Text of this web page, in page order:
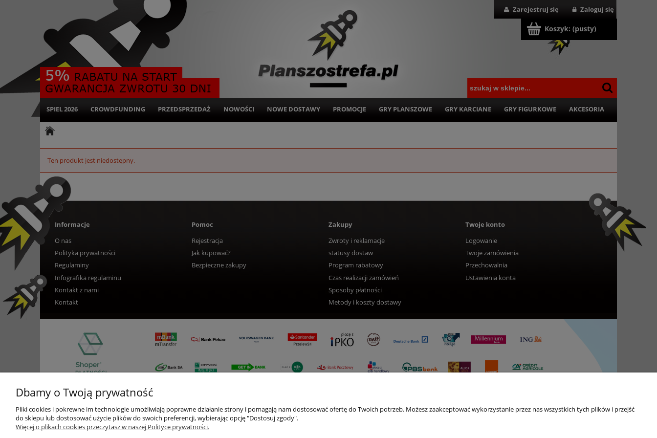
Zarejestruj się Zaloguj się
Koszyk: (pusty)
SPIEL 2026 CROWDFUNDING PRZEDSPRZEDAŻ NOWOŚCI NOWE DOSTAWY PROMOCJE GRY PLANSZOWE GRY KARCIANE GRY FIGURKOWE AKCESORIA
Ten produkt jest niedostępny.
Informacje
O nas
Polityka prywatności
Regulaminy
Infografika regulaminu
Kontakt z nami
Kontakt
Pomoc
Rejestracja
Jak kupować?
Bezpieczne zakupy
Zakupy
Zwroty i reklamacje
statusy dostaw
Program rabatowy
Czas realizacji zamówień
Sposoby płatności
Metody i koszty dostawy
Twoje konto
Logowanie
Twoje zamówienia
Przechowalnia
Ustawienia konta
Dbamy o Twoją prywatność
Pliki cookies i pokrewne im technologie umożliwiają poprawne działanie strony i pomagają nam dostosować ofertę do Twoich potrzeb. Możesz zaakceptować wykorzystanie przez nas wszystkich tych plików i przejść
do sklepu lub dostosować użycie plików do swoich preferencji, wybierając opcję "Dostosuj zgody".
Więcej o plikach cookies przeczytasz w naszej Polityce prywatności.